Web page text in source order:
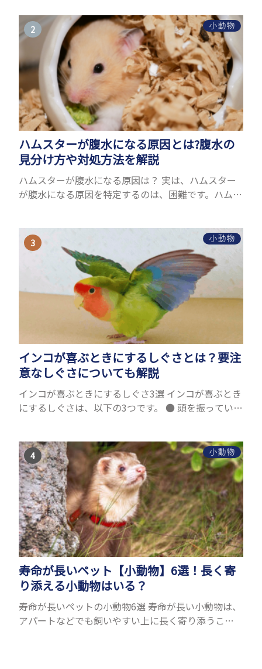
でしょうか...
小動物
ハムスターが腹水になる原因とは?腹水の
見分け方や対処方法を解説
ハムスターが腹水になる原因は？ 実は、ハムスター
が腹水になる原因を特定するのは、困難です。ハムス
理由はさま...
小動物
インコが喜ぶときにするしぐさとは？要注
意なしぐさについても解説
インコが喜ぶときにするしぐさ3選 インコが喜ぶとき
にするしぐさは、以下の3つです。 ● 頭を振っている
小動物
寿命が長いペット【小動物】6選！長く寄
り添える小動物はいる？
寿命が長いペットの小動物6選 寿命が長い小動物は、
アパートなどでも飼いやすい上に長く寄り添うこと